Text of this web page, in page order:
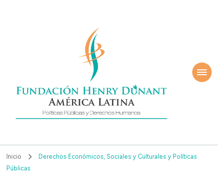
Henry
América Latina
Inicio
Derechos Económicos, Sociales y Culturales y Políticas
Públicas